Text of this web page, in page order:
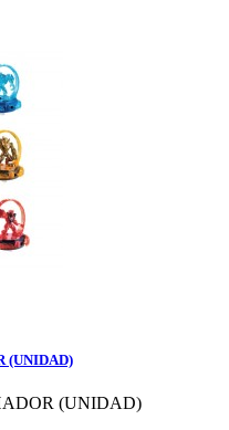
(UNIDAD)
(UNIDAD)